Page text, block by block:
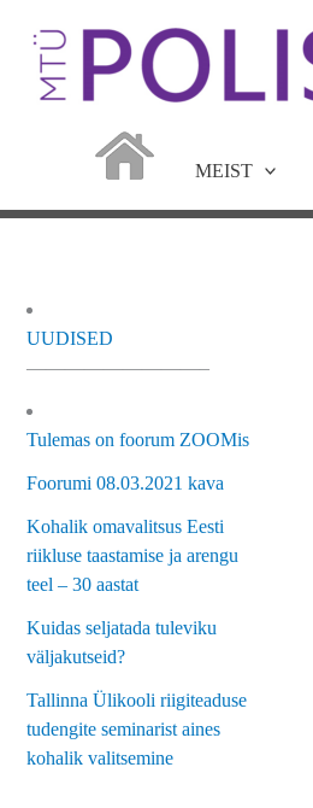
content
MEIST
UUDISED
—————————–
Tulemas on foorum ZOOMis
Foorumi 08.03.2021 kava
Kohalik omavalitsus Eesti
riikluse taastamise ja arengu
teel – 30 aastat
Kuidas seljatada tuleviku
väljakutseid?
Tallinna Ülikooli riigiteaduse
tudengite seminarist aines
kohalik valitsemine